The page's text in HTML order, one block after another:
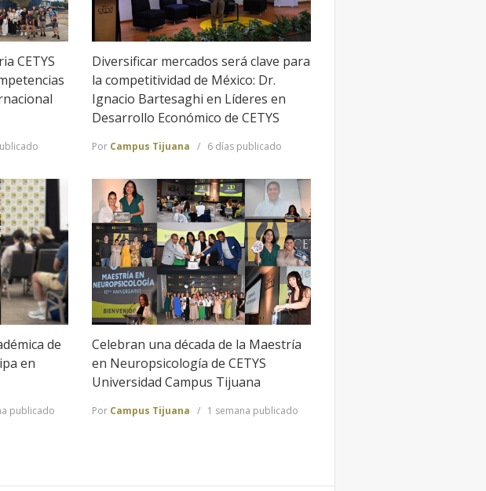
CETYS
Diversificar mercados será clave para
la competitividad de México: Dr.
Ignacio Bartesaghi en Líderes en
Desarrollo Económico de CETYS
Por Campus Tijuana 6 días publicado
de
en
publicado
Celebran una década de la Maestría
en Neuropsicología de CETYS
Universidad Campus Tijuana
Por Campus Tijuana 1 semana publicado